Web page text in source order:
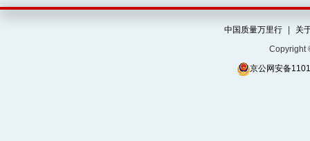
中国质量万里行
关
Copyright
京公网安备